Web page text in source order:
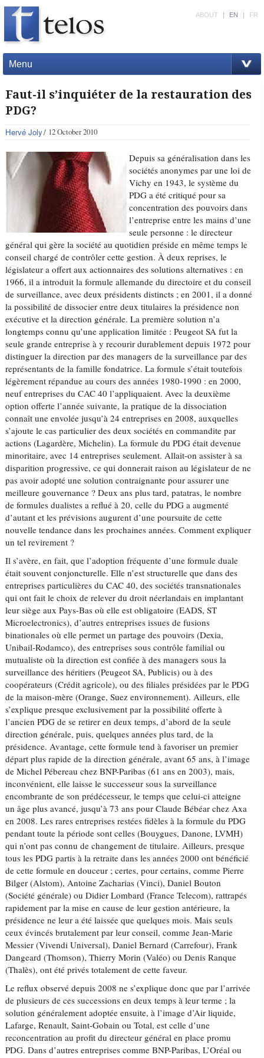
Menu
ABOUT | EN | FR
Faut-il s’inquiéter de la restauration des
PDG?
Hervé Joly 12 October 2010
Depuis sa généralisation dans les
sociétés anonymes par une loi de
Vichy en 1943, le système du
PDG a été critiqué pour sa
concentration des pouvoirs dans
l’entreprise entre les mains d’une
seule personne : le directeur
général qui gère la société au quotidien préside en même temps le
conseil chargé de contrôler cette gestion. À deux reprises, le
législateur a offert aux actionnaires des solutions alternatives : en
1966, il a introduit la formule allemande du directoire et du conseil
de surveillance, avec deux présidents distincts ; en 2001, il a donné
la possibilité de dissocier entre deux titulaires la présidence non
exécutive et la direction générale. La première solution n’a
longtemps connu qu’une application limitée : Peugeot SA fut la
seule grande entreprise à y recourir durablement depuis 1972 pour
distinguer la direction par des managers de la surveillance par des
représentants de la famille fondatrice. La formule s’était toutefois
légèrement répandue au cours des années 1980-1990 : en 2000,
neuf entreprises du CAC 40 l’appliquaient. Avec la deuxième
option offerte l’année suivante, la pratique de la dissociation
connaît une envolée jusqu’à 24 entreprises en 2008, auxquelles
s’ajoute le cas particulier des deux sociétés en commandite par
actions (Lagardère, Michelin). La formule du PDG était devenue
minoritaire, avec 14 entreprises seulement. Allait-on assister à sa
disparition progressive, ce qui donnerait raison au législateur de ne
pas avoir adopté une solution contraignante pour assurer une
meilleure gouvernance ? Deux ans plus tard, patatras, le nombre
de formules dualistes a reflué à 20, celle du PDG a augmenté
d’autant et les prévisions augurent d’une poursuite de cette
nouvelle tendance dans les prochaines années. Comment expliquer
un tel revirement ?
Il s’avère, en fait, que l’adoption fréquente d’une formule duale
était souvent conjoncturelle. Elle n’est structurelle que dans des
entreprises particulières du CAC 40, des sociétés transnationales
qui ont fait le choix de relever du droit néerlandais en implantant
leur siège aux Pays-Bas où elle est obligatoire (EADS, ST
Microelectronics), d’autres entreprises issues de fusions
binationales où elle permet un partage des pouvoirs (Dexia,
Unibail-Rodamco), des entreprises sous contrôle familial ou
mutualiste où la direction est confiée à des managers sous la
surveillance des héritiers (Peugeot SA, Publicis) ou à des
coopérateurs (Crédit agricole), ou des filiales présidées par le PDG
de la maison-mère (Orange, Suez environnement). Ailleurs, elle
s’explique presque exclusivement par la possibilité offerte à
l’ancien PDG de se retirer en deux temps, d’abord de la seule
direction générale, puis, quelques années plus tard, de la
présidence. Avantage, cette formule tend à favoriser un premier
départ plus rapide de la direction générale, avant 65 ans, à l’image
de Michel Pébereau chez BNP-Paribas (61 ans en 2003), mais,
inconvénient, elle laisse le successeur sous la surveillance
encombrante de son prédécesseur, le temps que celui-ci atteigne
un âge plus avancé, jusqu’à 73 ans pour Claude Bébéar chez Axa
en 2008. Les rares entreprises restées fidèles à la formule du PDG
pendant toute la période sont celles (Bouygues, Danone, LVMH)
qui n’ont pas connu de changement de titulaire. Ailleurs, presque
tous les PDG partis à la retraite dans les années 2000 ont bénéficié
de cette formule en douceur ; certes, pour certains, comme Pierre
Bilger (Alstom), Antoine Zacharias (Vinci), Daniel Bouton
(Société générale) ou Didier Lombard (France Telecom), rattrapés
rapidement par la mise en cause de leur gestion antérieure, la
présidence ne leur a été laissée que quelques mois. Mais seuls
ceux évincés brutalement par leur conseil, comme Jean-Marie
Messier (Vivendi Universal), Daniel Bernard (Carrefour), Frank
Dangeard (Thomson), Thierry Morin (Valéo) ou Denis Ranque
(Thalès), ont été privés totalement de cette faveur.
Le reflux observé depuis 2008 ne s’explique donc que par l’arrivée
de plusieurs de ces successions en deux temps à leur terme ; la
solution généralement adoptée ensuite, à l’image d’Air liquide,
Lafarge, Renault, Saint-Gobain ou Total, est celle d’une
reconcentration au profit du directeur général en place promu
PDG. Dans d’autres entreprises comme BNP-Paribas, L’Oréal ou